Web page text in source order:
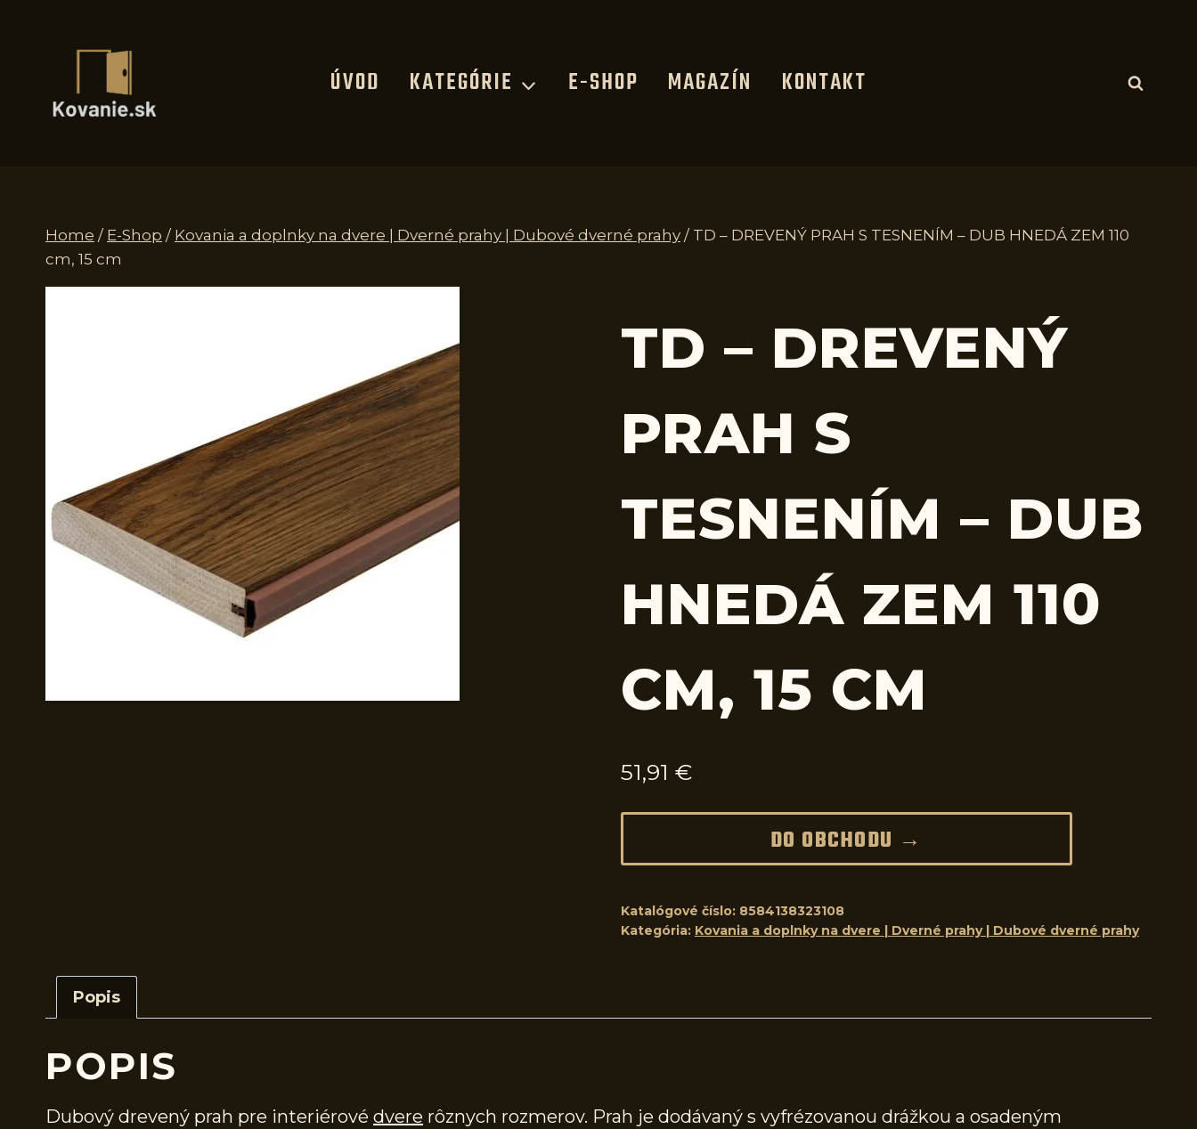
ÚVOD KATEGÓRIE E-SHOP MAGAZÍN KONTAKT
Home / E-Shop / Kovania a doplnky na dvere | Dverné prahy | Dubové dverné prahy / TD – DREVENÝ PRAH S TESNENÍM – DUB HNEDÁ ZEM 110
cm, 15 cm
TD – DREVENÝ
PRAH S
TESNENÍM – DUB
HNEDÁ ZEM 110
CM, 15 CM
51,91 €
DO OBCHODU →
Katalógové číslo: 8584138323108
Kategória: Kovania a doplnky na dvere | Dverné prahy | Dubové dverné prahy
Popis
POPIS
Dubový drevený prah pre interiérové dvere rôznych rozmerov. Prah je dodávaný s vyfrézovanou drážkou a osadeným